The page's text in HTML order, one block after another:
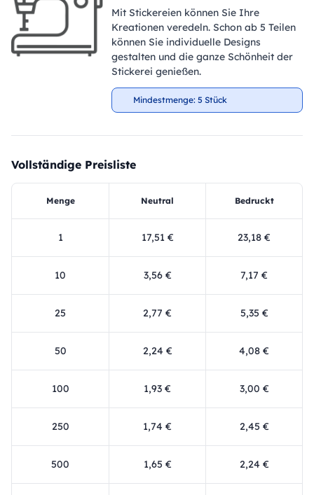
Mit Stickereien können Sie Ihre
Kreationen veredeln. Schon ab 5 Teilen
können Sie individuelle Designs
gestalten und die ganze Schönheit der
Stickerei genießen.
Mindestmenge: 5 Stück
Vollständige Preisliste
Menge Neutral Bedruckt
1 17,51 € 23,18 €
10 3,56 € 7,17 €
25 2,77 € 5,35 €
50 2,24 € 4,08 €
100 1,93 € 3,00 €
250 1,74 € 2,45 €
500 1,65 € 2,24 €